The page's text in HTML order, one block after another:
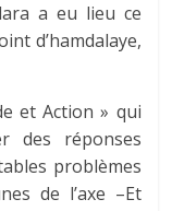
a eu lieu ce
d’hamdalaye,
et Action » qui
des réponses
problèmes
de l’axe –Et